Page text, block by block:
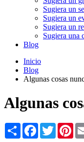
Sugiera un
Sugiera un
Sugiera un
Sugiera una
Blog
Inicio
Blog
Algunas cosas
Algunas
Share Facebook
Twitter